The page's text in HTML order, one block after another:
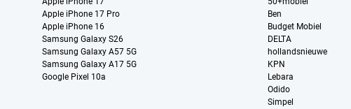
Apple iPhone 17 Pro
Apple iPhone 16
Samsung Galaxy S26
Samsung Galaxy A57 5G
Samsung Galaxy A17 5G
Google Pixel 10a
Ben
Budget Mobiel
DELTA
hollandsnieuwe
KPN
Lebara
Odido
Simpel